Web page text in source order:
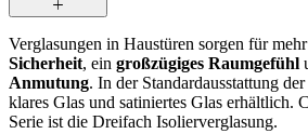
Verglasungen in Haustüren sorgen für mehr
Sicherheit, ein großzügiges Raumgefühl
Anmutung. In der Standardausstattung
klares Glas und satiniertes Glas erhältlich.
Serie ist die Dreifach Isolierverglasung.